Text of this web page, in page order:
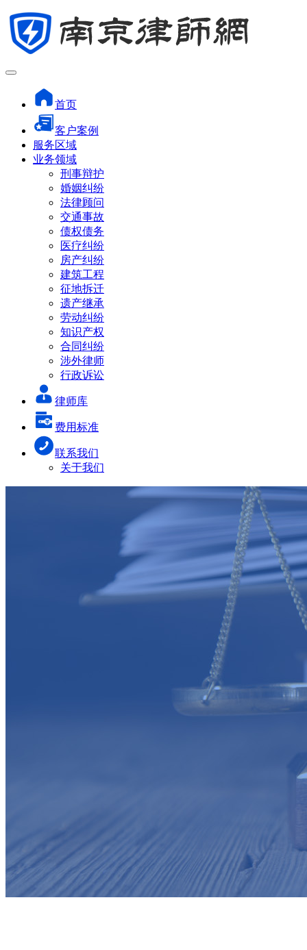
首页
客户案例
服务区域
业务领域
刑事辩护
婚姻纠纷
法律顾问
交通事故
债权债务
医疗纠纷
房产纠纷
建筑工程
征地拆迁
遗产继承
劳动纠纷
知识产权
合同纠纷
涉外律师
行政诉讼
律师库
费用标准
联系我们
关于我们